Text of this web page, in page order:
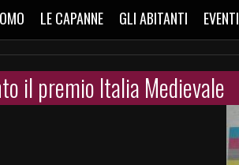
LE CAPANNE GLI ABITANTI EVENTI
il premio Italia Medievale